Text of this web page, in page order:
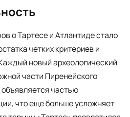
о Тартесе и Атлантиде стало
четких критериев и
новый археологический
части Пиренейского
частью
что еще больше усложняет